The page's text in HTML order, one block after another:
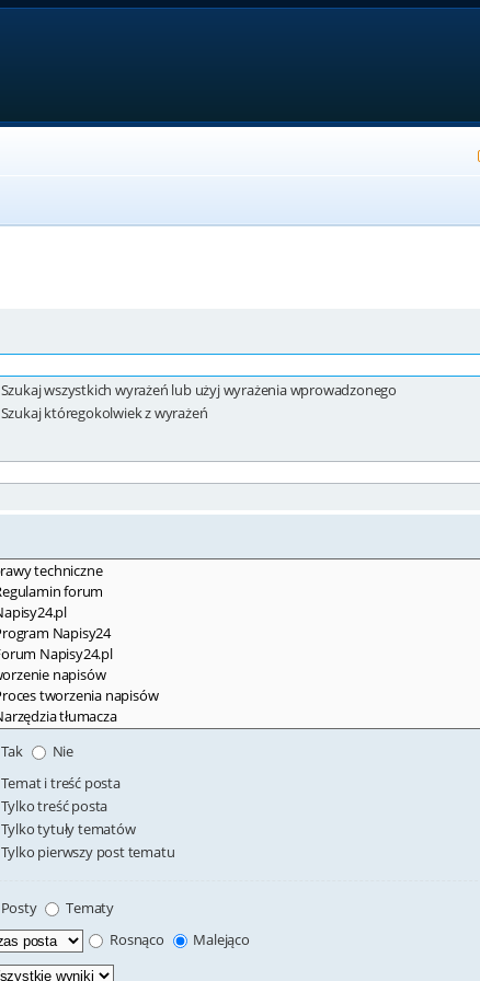
Szukaj wszystkich wyrażeń lub użyj wyrażenia wprowadzonego
Szukaj któregokolwiek z wyrażeń
Tak
Nie
Temat i treść posta
Tylko treść posta
Tylko tytuły tematów
Tylko pierwszy post tematu
Posty
Tematy
Rosnąco
Malejąco